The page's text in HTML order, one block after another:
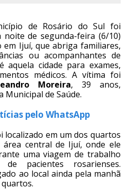
de Rosário do Sul foi
de segunda-feira (6/10)
em Ijuí, que abriga familiares,
ou acompanhantes de
aquela cidade para exames,
médicos. A vítima foi
Moreira, 39 anos,
Municipal de Saúde.
pelo WhatsApp
localizado em um dos quartos
central de Ijuí, onde ele
uma viagem de trabalho
pacientes rosarienses.
ao local ainda pela manhã